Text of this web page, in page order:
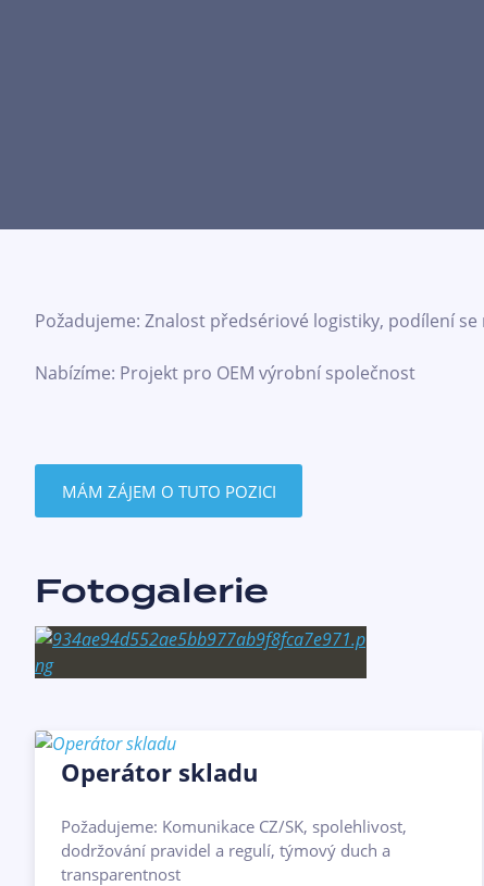
Požadujeme: Znalost předsériové logistiky, podílení
Nabízíme: Projekt pro OEM výrobní společnost
MÁM ZÁJEM O TUTO POZICI
Fotogalerie
Operátor skladu
Požadujeme: Komunikace CZ/SK, spolehlivost,
dodržování pravidel a regulí, týmový duch a
transparentnost